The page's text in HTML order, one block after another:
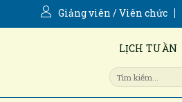
Giảng viên / Viên chức
LỊCH TUẦN